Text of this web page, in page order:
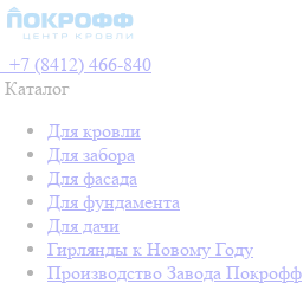
+7 (8412) 466-840
Каталог
Для кровли
Для забора
Для фасада
Для фундамента
Для дачи
Гирлянды к Новому Году
Производство Завода Покрофф